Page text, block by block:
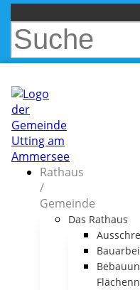
Rathaus
/
Gemeinde
Das Rathaus